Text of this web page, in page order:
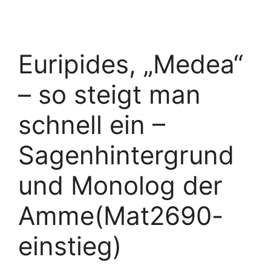
Euripides, „Medea“
– so steigt man
schnell ein –
Sagenhintergrund
und Monolog der
Amme(Mat2690-
einstieg)